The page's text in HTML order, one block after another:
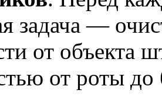
задача —
от объекта
от роты до